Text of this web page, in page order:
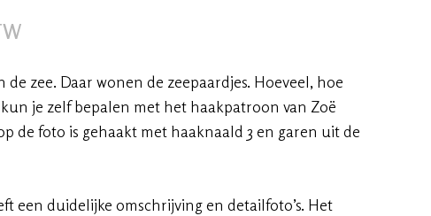
de zee. Daar wonen de zeepaardjes. Hoeveel, hoe
je zelf bepalen met het haakpatroon van Zoë
de foto is gehaakt met haaknaald 3 en garen uit de
een duidelijke omschrijving en detailfoto’s. Het